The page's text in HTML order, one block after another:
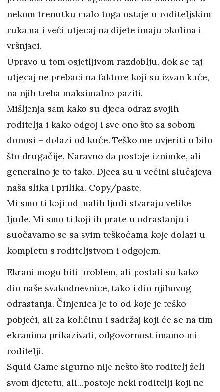
nekom trenutku malo toga ostaje u roditeljskim
rukama i veći utjecaj na dijete imaju okolina i
vršnjaci.
Upravo u tom osjetljivom razdoblju, dok se taj
utjecaj ne prebaci na faktore koji su izvan kuće,
na njih treba maksimalno paziti.
Mišljenja sam kako su djeca odraz svojih
roditelja i kako odgoj i sve ono što sa sobom
donosi – dolazi od kuće. Teško me uvjeriti u bilo
što drugačije. Naravno da postoje iznimke, ali
generalno je to tako. Djeca su u većini slučajeva
naša slika i prilika. Copy/paste.
Mi smo ti koji od malih ljudi stvaraju velike
ljude. Mi smo ti koji ih prate u odrastanju i
suočavamo se sa svim teškoćama koje dolazi u
kompletu s roditeljstvom i odgojem.
Ekrani mogu biti problem, ali postali su kako
dio naše svakodnevnice, tako i dio njihovog
odrastanja. Činjenica je to od koje je teško
pobjeći, ali za količinu i sadržaj koji će se na tim
ekranima prikazivati, odgovornost imamo mi
roditelji.
Squid Game sigurno nije nešto što roditelj želi
svom djetetu, ali…postoje neki roditelji koji ne